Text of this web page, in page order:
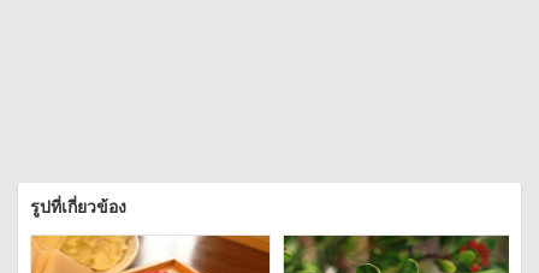
รูปที่เกี่ยวข้อง